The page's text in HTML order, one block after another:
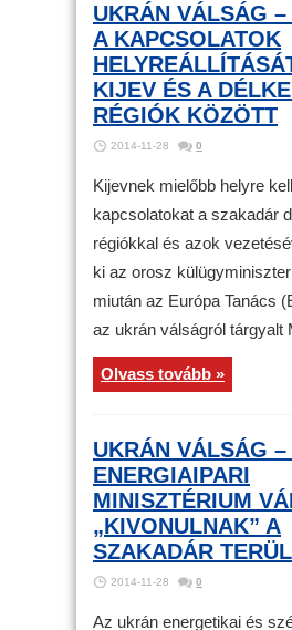
UKRÁN VÁLSÁG
A KAPCSOLATOK
KIJEV ÉS A
RÉGIÓK KÖZÖTT
2014-11-28 0
Kijevnek mielőbb helyre
kapcsolatokat a szakadár
régiókkal és azok
ki az orosz
miután az Európa Tanács
az ukrán válságról tárgyalt
Olvass tovább »
UKRÁN VÁLSÁG –
ENERGIAIPARI
MINISZTÉRIUM
„KIVONULNAK” A
SZAKADÁR
2014-11-28 0
Az ukrán energetikai és